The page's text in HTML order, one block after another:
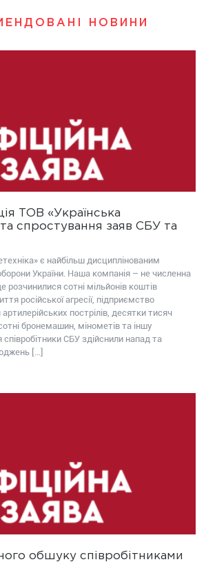
НОВИНИ
ТОВ «Українська
спростування заяв СБУ та
є найбільш дисциплінованим
України. Наша компанія – не численна
розчинилися сотні мільйонів коштів
російської агресії, підприємство
пострілів, десятки тисяч
бронемашин, мінометів та іншу
СБУ здійснили напад та
[…]
обшуку співробітниками